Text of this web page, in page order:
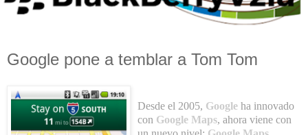
Google pone a temblar a Tom Tom
Desde el 2005, Google ha innovado
con Google Maps, ahora viene con